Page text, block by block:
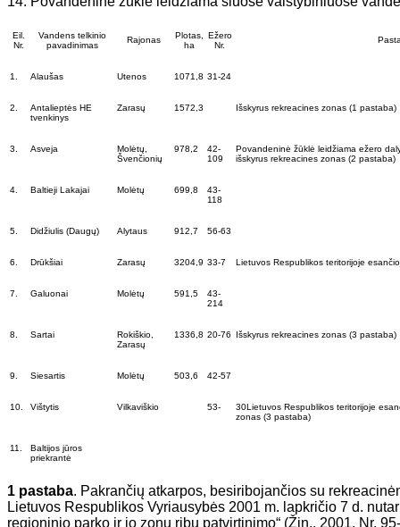
Eil.
Nr.
Vandens telkinio
pavadinimas
Rajonas
Plotas,
ha
Ežero
Nr.
1. Alaušas Utenos 1071,8 31-24
2.
Antalieptės HE
tvenkinys
Zarasų 1572,3 Išskyrus rekreacines zonas (1 pastaba)
3. Asveja
Molėtų,
Švenčionių
978,2
42-
109
Povandeninė žūklė leidžiama ežero
išskyrus rekreacines zonas (2 pastaba)
4. Baltieji Lakajai Molėtų 699,8
43-
118
5. Didžiulis (Daugų) Alytaus 912,7 56-63
6. Drūkšiai Zarasų 3204,9 33-7 Lietuvos Respublikos teritorijoje
7. Galuonai Molėtų 591,5
43-
214
8. Sartai
Rokiškio,
Zarasų
1336,8 20-76 Išskyrus rekreacines zonas (3 pastaba)
9. Siesartis Molėtų 503,6 42-57
10. Vištytis Vilkaviškio 53-
30Lietuvos Respublikos teritorijoje
zonas (3 pastaba)
11.
Baltijos jūros
priekrantė
1 pastaba. Pakrančių atkarpos, besiribojančios su
Lietuvos Respublikos Vyriausybės 2001 m. lapkričio 7 d.
regioninio parko ir jo zonų ribų patvirtinimo“ (Žin., 2001, Nr.